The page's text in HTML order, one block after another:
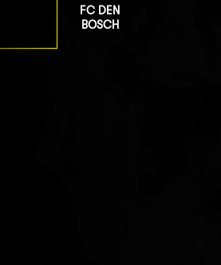
FC DEN
BOSCH